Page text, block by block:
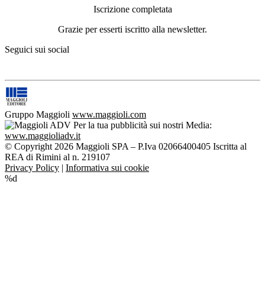
Iscrizione completata
Grazie per esserti iscritto alla newsletter.
Seguici sui social
Gruppo Maggioli www.maggioli.com
Per la tua pubblicità sui nostri Media:
www.maggioliadv.it
© Copyright 2026 Maggioli SPA – P.Iva 02066400405 Iscritta al
REA di Rimini al n. 219107
Privacy Policy | Informativa sui cookie
%d